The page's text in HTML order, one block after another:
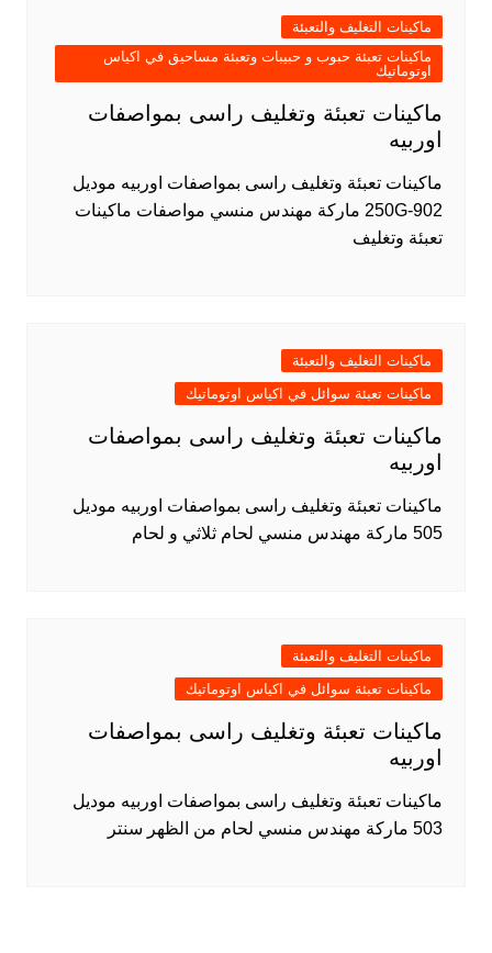
ماكينات التغليف والتعبئة
ماكينات تعبئة حبوب و حبيبات وتعبئة مساحيق في اكياس
اوتوماتيك
ماكينات تعبئة وتغليف راسى بمواصفات
اوربيه
ماكينات تعبئة وتغليف راسى بمواصفات اوربيه موديل
902-250G ماركة مهندس منسي مواصفات ماكينات
تعبئة وتغليف
ماكينات التغليف والتعبئة
ماكينات تعبئة سوائل في اكياس اوتوماتيك
ماكينات تعبئة وتغليف راسى بمواصفات
اوربيه
ماكينات تعبئة وتغليف راسى بمواصفات اوربيه موديل
505 ماركة مهندس منسي لحام ثلاثي و لحام
ماكينات التغليف والتعبئة
ماكينات تعبئة سوائل في اكياس اوتوماتيك
ماكينات تعبئة وتغليف راسى بمواصفات
اوربيه
ماكينات تعبئة وتغليف راسى بمواصفات اوربيه موديل
503 ماركة مهندس منسي لحام من الظهر سنتر